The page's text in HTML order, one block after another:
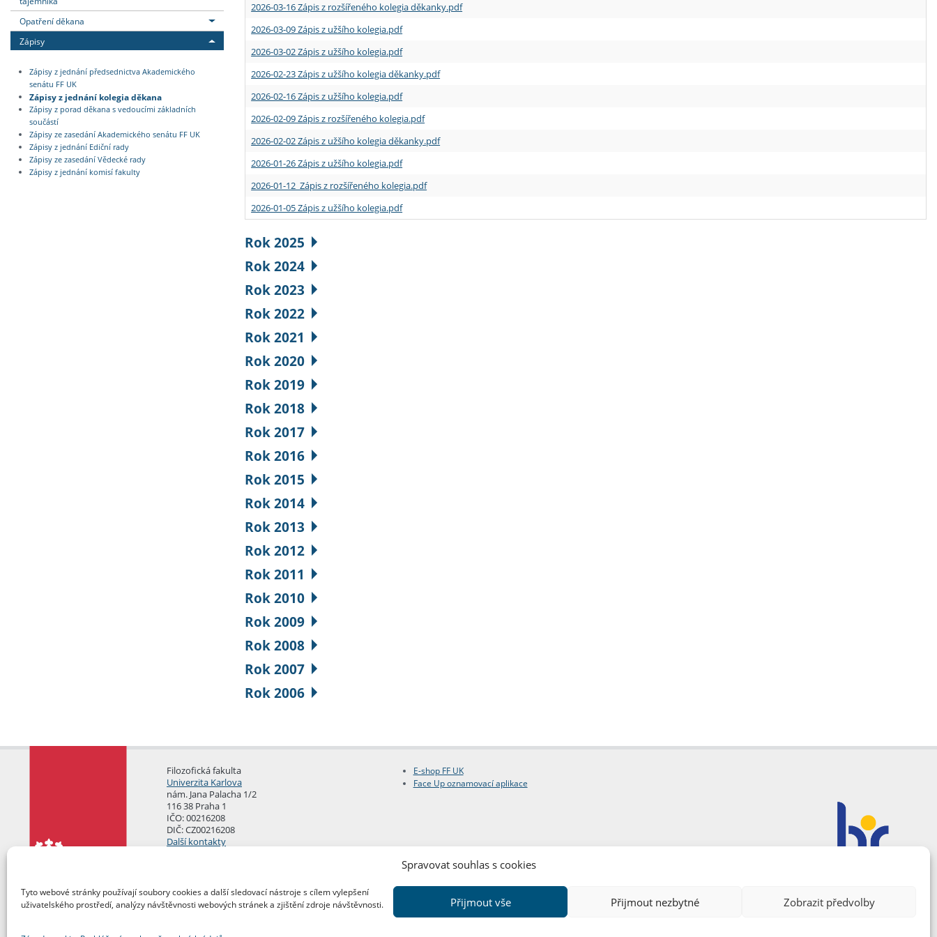
Spravovat souhlas s cookies
Tyto webové stránky používají soubory cookies a další sledovací nástroje s cílem vylepšení
uživatelského prostředí, analýzy návštěvnosti webových stránek a zjištění zdroje návštěvnosti.
Přijmout vše Přijmout nezbytné Zobrazit předvolby
Opatření děkana
Zápisy
Zápisy z jednání předsednictva Akademického
senátu FF UK
Zápisy z jednání kolegia děkana
Zápisy z porad děkana s vedoucími základních
součástí
Zápisy ze zasedání Akademického senátu FF UK
Zápisy z jednání Ediční rady
Zápisy ze zasedání Vědecké rady
Zápisy z jednání komisí fakulty
2026-03-16 Zápis z rozšířeného kolegia děkanky.pdf
2026-03-09 Zápis z užšího kolegia.pdf
2026-03-02 Zápis z užšího kolegia.pdf
2026-02-23 Zápis z užšího kolegia děkanky.pdf
2026-02-16 Zápis z užšího kolegia.pdf
2026-02-09 Zápis z rozšířeného kolegia.pdf
2026-02-02 Zápis z užšího kolegia děkanky.pdf
2026-01-26 Zápis z užšího kolegia.pdf
2026-01-12 Zápis z rozšířeného kolegia.pdf
2026-01-05 Zápis z užšího kolegia.pdf
Rok 2025
Rok 2024
Rok 2023
Rok 2022
Rok 2021
Rok 2020
Rok 2019
Rok 2018
Rok 2017
Rok 2016
Rok 2015
Rok 2014
Rok 2013
Rok 2012
Rok 2011
Rok 2010
Rok 2009
Rok 2008
Rok 2007
Rok 2006
Filozofická fakulta
Univerzita Karlova
nám. Jana Palacha 1/2
116 38 Praha 1
IČO: 00216208
DIČ: CZ00216208
Další kontakty
E-shop FF UK
Face Up oznamovací aplikace